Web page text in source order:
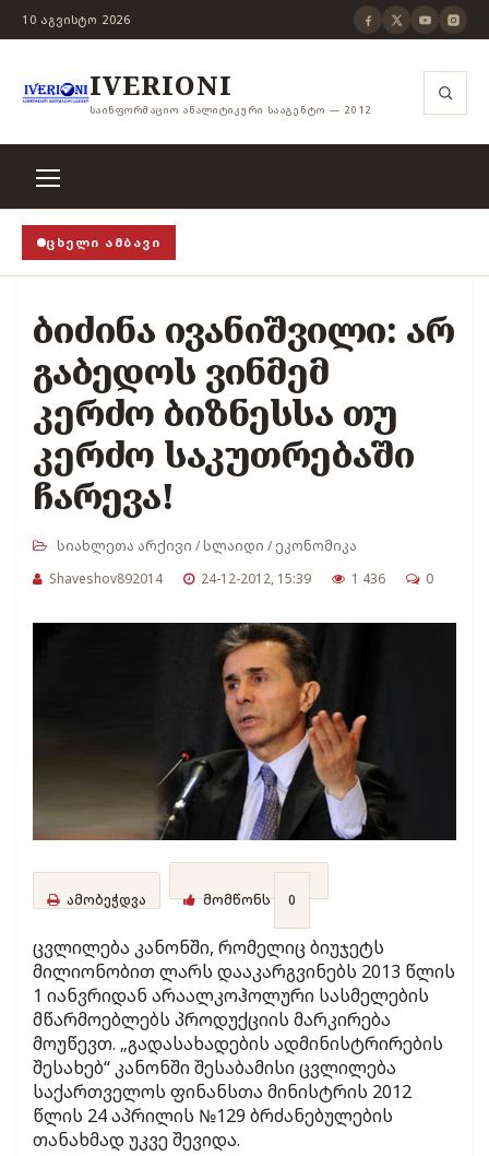
10 ᲐᲒᲕᲘᲡᲢᲝ 2026
IVERIONI
ᲡᲐᲘᲜᲤᲝᲠᲛᲐᲪᲘᲝ ᲐᲜᲐᲚᲘᲢᲘᲙᲣᲠᲘ ᲡᲐᲐᲒᲔᲜᲢᲝ — 2012
ᲪᲮᲔᲚᲘ ᲐᲛᲑᲐᲕᲘ
თვითცენზურის ჭანჭიკი მოშლილია, ცენზურა
ბიძინა ივანიშვილი: არ
გაბედოს ვინმემ
კერძო ბიზნესსა თუ
კერძო საკუთრებაში
ჩარევა!
სიახლეთა არქივი /სლაიდი /ეკონომიკა
Shaveshov892014
24-12-2012, 15:39 1 436 0
ამობეჭდვა მომწონს 0
ცვლილება კანონში, რომელიც ბიუჯეტს
მილიონობით ლარს დააკარგვინებს 2013 წლის
1 იანვრიდან არაალკოჰოლური სასმელების
მწარმოებლებს პროდუქციის მარკირება
მოუწევთ. „გადასახადების ადმინისტრირების
შესახებ“ კანონში შესაბამისი ცვლილება
საქართველოს ფინანსთა მინისტრის 2012
წლის 24 აპრილის №129 ბრძანებულების
თანახმად უკვე შევიდა.